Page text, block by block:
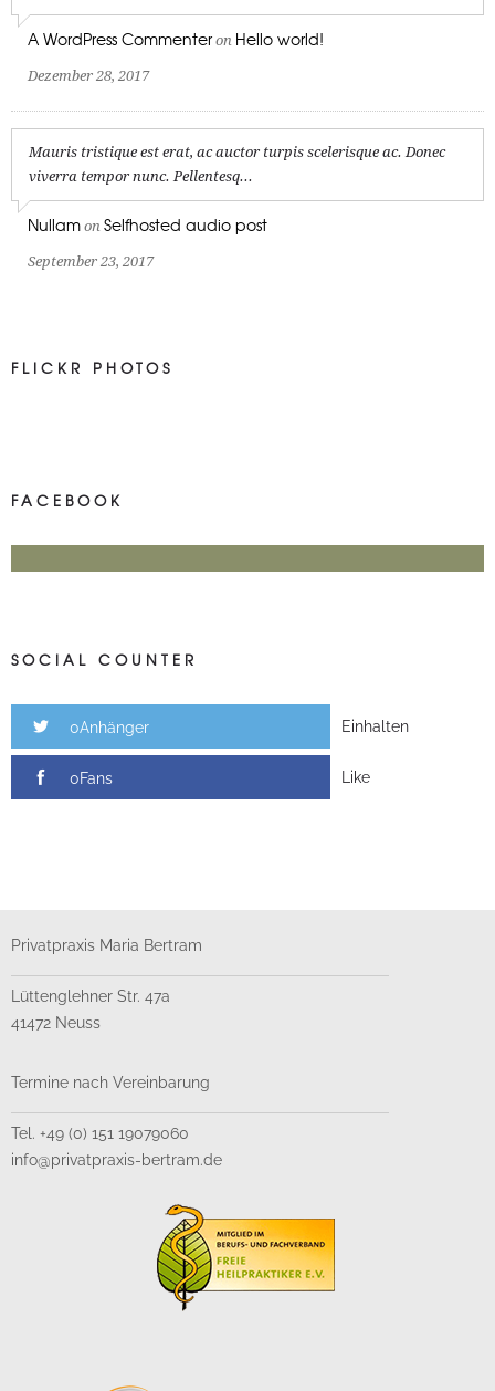
A WordPress Commenter on Hello world!
Dezember 28, 2017
Mauris tristique est erat, ac auctor turpis scelerisque ac. Donec
viverra tempor nunc. Pellentesq...
Nullam on Selfhosted audio post
September 23, 2017
FLICKR PHOTOS
FACEBOOK
SOCIAL COUNTER
0Anhänger Einhalten
0Fans Like
Privatpraxis Maria Bertram
Lüttenglehner Str. 47a
41472 Neuss
Termine nach Vereinbarung
Tel. +49 (0) 151 19079060
info@privatpraxis-bertram.de